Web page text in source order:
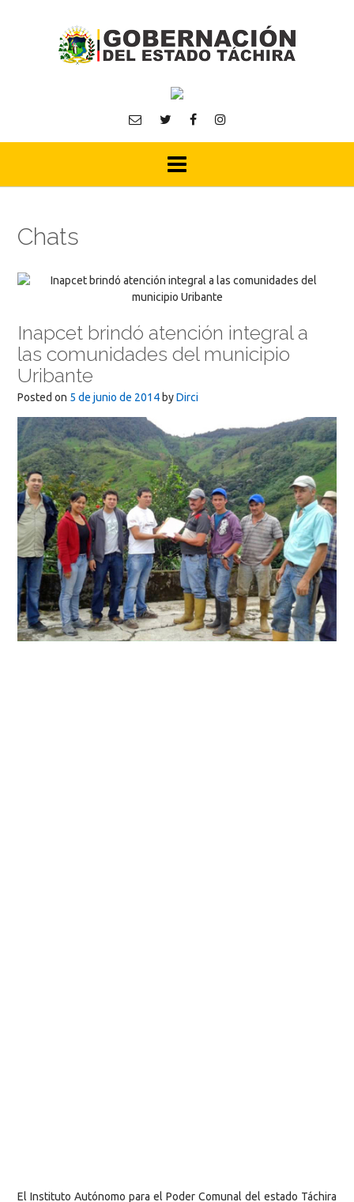
Chats
Inapcet brindó atención integral a
las comunidades del municipio
Uribante
Posted on 5 de junio de 2014 byDirci
El Instituto Autónomo para el Poder Comunal del estado Táchira